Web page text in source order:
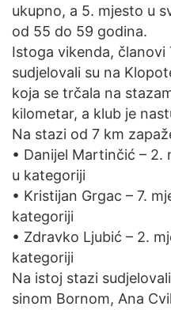
ukupno, a 5. mjesto u
od 55 do 59 godina.
Istoga vikenda,
sudjelovali su na
koja se trčala na
kilometar, a klub je
Na stazi od 7 km
• Danijel Martinčić – 2.
u kategoriji
• Kristijan Grgac – 7.
kategoriji
• Zdravko Ljubić – 2.
kategoriji
Na istoj stazi
sinom Bornom, Ana